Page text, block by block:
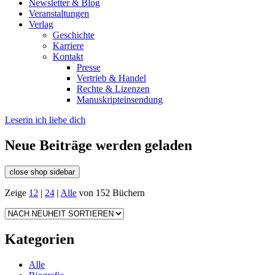
Newsletter & Blog
Veranstaltungen
Verlag
Geschichte
Karriere
Kontakt
Presse
Vertrieb & Handel
Rechte & Lizenzen
Manuskripteinsendung
Leserin ich liebe dich
Neue Beiträge werden geladen
close shop sidebar
Zeige 12 | 24 | Alle von 152 Büchern
Kategorien
Alle